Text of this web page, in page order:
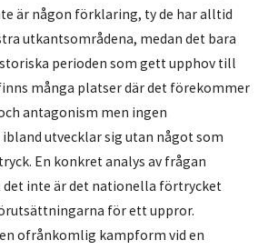
är någon förklaring, ty de har alltid
utkantsområdena, medan det bara
perioden som gett upphov till
många platser där det förekommer
antagonism men ingen
utvecklar sig utan något som
En konkret analys av frågan
inte är det nationella förtrycket
för ett uppror.
ofrånkomlig kampform vid en